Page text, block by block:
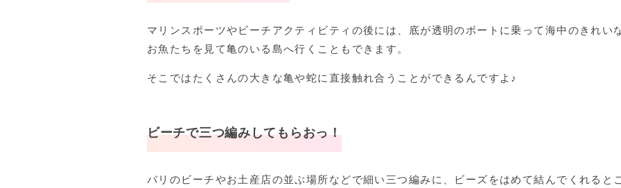
マリンスポーツやビーチアクティビティの後には、底が透明のボートに乗って海中のきれい
お魚たちを見て亀のいる島へ行くこともできます。
そこではたくさんの大きな亀や蛇に直接触れ合うことができるんですよ♪
ビーチで三つ編みしてもらおっ！
バリのビーチやお土産店の並ぶ場所などで細い三つ編みに、ビーズをはめて結んでくれると